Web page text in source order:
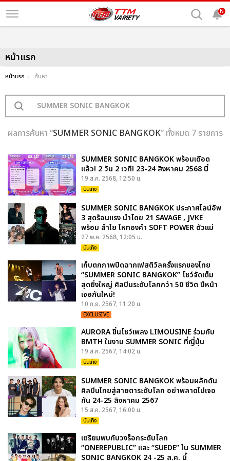
N
หน้าแรก
หน้าแรก ค้นหา
ผลการค้นหา “SUMMER SONIC BANGKOK” ทั้งหมด 7 รายการ
SUMMER SONIC BANGKOK พร้อมเดือด
แล้ว! 2 วัน 2 เวที! 23-24 สิงหาคม 2568 นี้
19 ส.ค. 2568, 12:50 น.
บันเทิง
SUMMER SONIC BANGKOK ประกาศไลน์อัพ
3 สุดร้อนแรง นำโดย 21 SAVAGE , JVKE
พร้อม ลำไย ไหทองคำ SOFT POWER ตัวแม่
27 พ.ค. 2568, 12:05 น.
บันเทิง
เก็บตกภาพปิดฉากเฟสติวัลครั้งแรกของไทย
“SUMMER SONIC BANGKOK” โชว์จัดเต็ม
สุดยิ่งใหญ่ ศิลปินระดับโลกกว่า 50 ชีวิต ปีหน้า
เจอกันใหม่!
10 ก.ย. 2567, 11:20 น.
EXCLUSIVE
AURORA ขึ้นโชว์เพลง LIMOUSINE ร่วมกับ
BMTH ในงาน SUMMER SONIC ที่ญี่ปุ่น
19 ส.ค. 2567, 14:02 น.
บันเทิง
SUMMER SONIC BANGKOK พร้อมผลักดัน
ศิลปินไทยสู่สายตาระดับโลก อย่าพลาดไปเจอ
กัน 24-25 สิงหาคม 2567
15 ส.ค. 2567, 16:00 น.
บันเทิง
เตรียมพบกับวงร็อกระดับโลก
“ONEREPUBLIC” และ “SUEDE” ใน SUMMER
SONIC BANGKOK 24 -25 ส.ค. นี้